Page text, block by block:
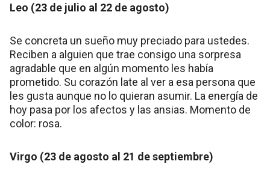
Leo (23 de julio al 22 de agosto)
Se concreta un sueño muy preciado para ustedes.
Reciben a alguien que trae consigo una sorpresa
agradable que en algún momento les había
prometido. Su corazón late al ver a esa persona que
les gusta aunque no lo quieran asumir. La energía de
hoy pasa por los afectos y las ansias. Momento de
color: rosa.
Virgo (23 de agosto al 21 de septiembre)